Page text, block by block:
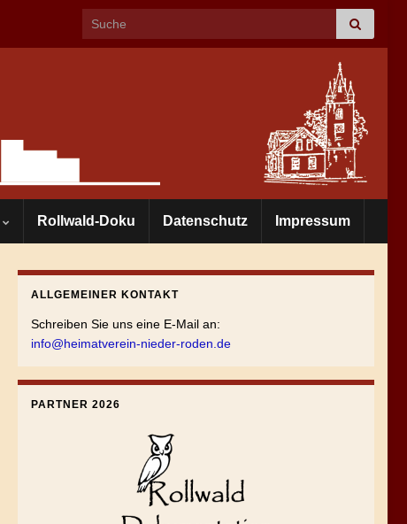
Search for:
Rollwald-Doku Datenschutz Impressum
ALLGEMEINER KONTAKT
Schreiben Sie uns eine E-Mail an:
info@heimatverein-nieder-roden.de
PARTNER 2026